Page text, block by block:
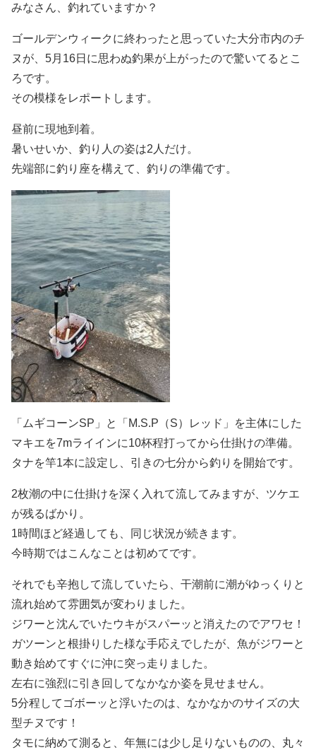
みなさん、釣れていますか？
ゴールデンウィークに終わったと思っていた大分市内のチ
ヌが、5月16日に思わぬ釣果が上がったので驚いてるとこ
ろです。
その模様をレポートします。
昼前に現地到着。
暑いせいか、釣り人の姿は2人だけ。
先端部に釣り座を構えて、釣りの準備です。
「ムギコーンSP」と「M.S.P（S）レッド」を主体にした
マキエを7mライインに10杯程打ってから仕掛けの準備。
タナを竿1本に設定し、引きの七分から釣りを開始です。
2枚潮の中に仕掛けを深く入れて流してみますが、ツケエ
が残るばかり。
1時間ほど経過しても、同じ状況が続きます。
今時期ではこんなことは初めてです。
それでも辛抱して流していたら、干潮前に潮がゆっくりと
流れ始めて雰囲気が変わりました。
ジワーと沈んでいたウキがスパーッと消えたのでアワセ！
ガツーンと根掛りした様な手応えでしたが、魚がジワーと
動き始めてすぐに沖に突っ走りました。
左右に強烈に引き回してなかなか姿を見せません。
5分程してゴボーッと浮いたのは、なかなかのサイズの大
型チヌです！
タモに納めて測ると、年無には少し足りないものの、丸々